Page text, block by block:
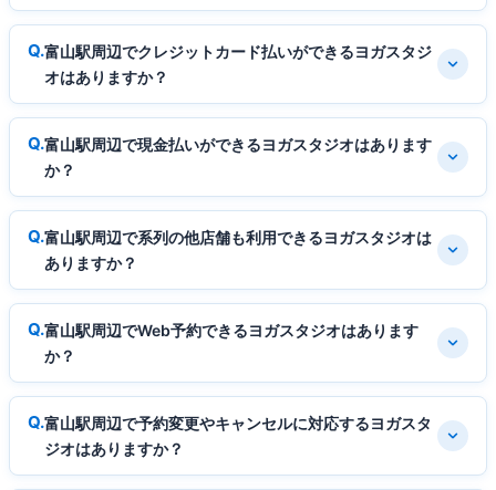
富山駅周辺でクレジットカード払いができるヨガスタジ
オはありますか？
富山駅周辺で現金払いができるヨガスタジオはあります
か？
富山駅周辺で系列の他店舗も利用できるヨガスタジオは
ありますか？
富山駅周辺でWeb予約できるヨガスタジオはあります
か？
富山駅周辺で予約変更やキャンセルに対応するヨガスタ
ジオはありますか？